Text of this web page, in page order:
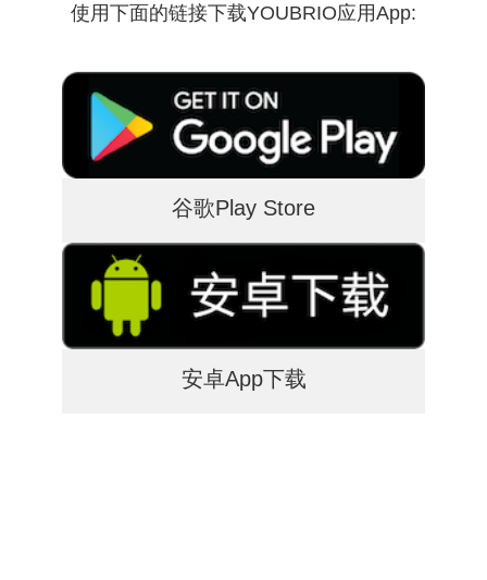
使用下面的链接下载YOUBRIO应用App:
谷歌Play Store
安卓App下载